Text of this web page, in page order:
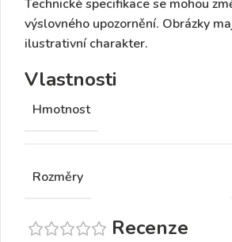
Technické specifikace se mohou
výslovného upozornění. Obrázky
ilustrativní charakter.
Vlastnosti
Hmotnost
Rozměry
Recenze